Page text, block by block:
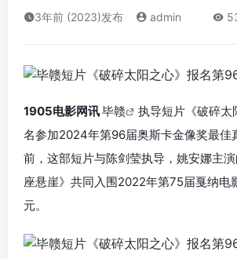
3年前 (2023)发布 admin
1905电影网讯毕赣 执导短片《破碎太
名参加2024年第96届奥斯卡金像奖最佳
前，这部短片与陈剑莹执导，姚安娜主
座悬崖》共同入围2022年第75届戛纳电
元。